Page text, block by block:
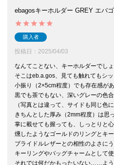
ebagosキーホルダー GREY エバ
購入者
投稿日 2025/04/03
なんてことない、キーホルダーでしょ
そこはeb.a.gos、見ても触れてもシ
小振り（2×5cm程度）でも存在感があ
黒でも茶でもない、深いグレーの色合
（写真とは違って、サイドも同じ色
きちんとした厚み（2mm程度）は思
掌に載せても握っても、しっとりと心
燻したようなゴールドのリングとキー
ブライドルレザーとの相性のよさに
キーリングやバッグチャームとして
それでは何だかもったいない……よう